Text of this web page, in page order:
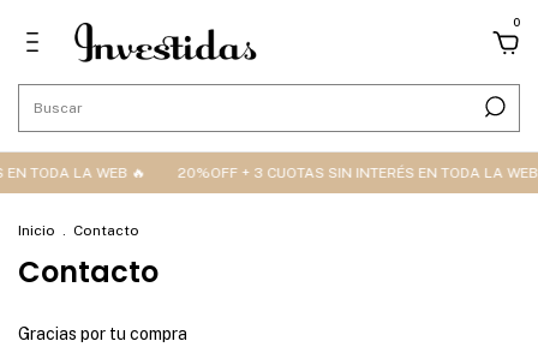
0
TODA LA WEB 🔥 20%OFF + 3 CUOTAS SIN INTERÉS EN TODA LA
Inicio . Contacto
Contacto
Gracias por tu compra